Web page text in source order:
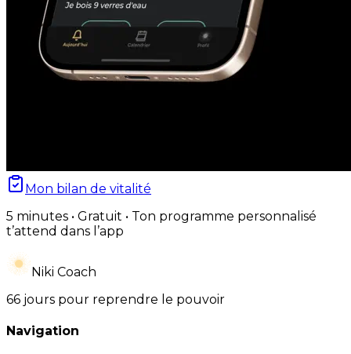
Mon bilan de vitalité
5 minutes • Gratuit • Ton programme personnalisé
t’attend dans l’app
Niki Coach
66 jours pour reprendre le pouvoir
Navigation